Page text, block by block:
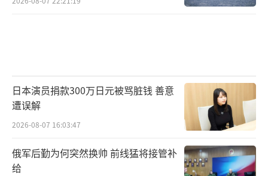
日本演员捐款300万日元被骂脏钱 善意
遭误解
2026-08-07 16:03:47
俄军后勤为何突然换帅 前线猛将接管补
给